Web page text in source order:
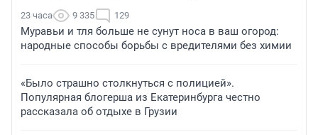
23 часа 9 335 129
Муравьи и тля больше не сунут носа в ваш огород:
народные способы борьбы с вредителями без химии
«Было страшно столкнуться с полицией».
Популярная блогерша из Екатеринбурга честно
рассказала об отдыхе в Грузии